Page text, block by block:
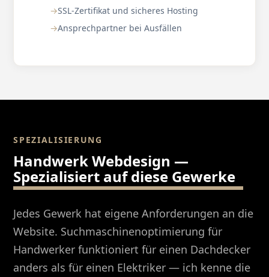
SSL-Zertifikat und sicheres Hosting
Ansprechpartner bei Ausfällen
SPEZIALISIERUNG
Handwerk Webdesign —
Spezialisiert auf diese Gewerke
Jedes Gewerk hat eigene Anforderungen an die
Website. Suchmaschinenoptimierung für
Handwerker funktioniert für einen Dachdecker
anders als für einen Elektriker — ich kenne die